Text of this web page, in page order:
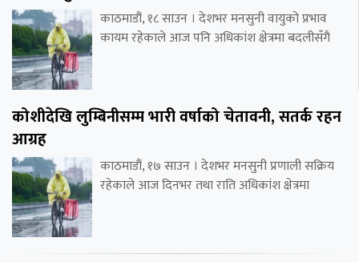
काठमाडौं, १८ साउन । देशभर मनसुनी वायुको प्रभाव
कायम रहेकाले आज पनि अधिकांश क्षेत्रमा बदलीसँगै
कोशीदेखि लुम्बिनीसम्म भारी वर्षाको चेतावनी, सतर्क रहन
आग्रह
काठमाडौं, १७ साउन । देशभर मनसुनी प्रणाली सक्रिय
रहेकाले आज दिनभर तथा राति अधिकांश क्षेत्रमा